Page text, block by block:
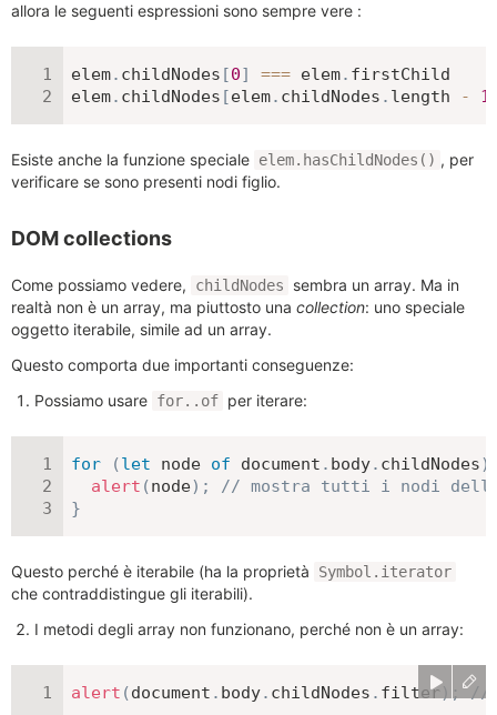
allora le seguenti espressioni sono sempre vere :
elem. childNodes [0] === elem. firstChild
elem. childNodes [elem. childNodes . length - 1
Esiste anche la funzione speciale elem.hasChildNodes() , per
verificare se sono presenti nodi figlio.
DOM collections
Come possiamo vedere, childNodes
sembra un array. Ma in
realtà non è un array, ma piuttosto una collection: uno speciale
oggetto iterabile, simile ad un array.
Questo comporta due importanti conseguenze:
Possiamo usare for..of per iterare:
for (let node of document . body. childNodes)
alert (node) ;
// mostra tutti i nodi
}
Questo perché è iterabile (ha la proprietà Symbol.iterator
che contraddistingue gli iterabili).
I metodi degli array non funzionano, perché non è un array:
alert (document . body. childNodes . filter ) ; //